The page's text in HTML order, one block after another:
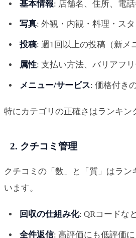
基本情報: 店舗名、住所、電
写真: 外観・内観・料理・ス
投稿: 週1回以上の投稿（新メ
属性: 支払い方法、バリアフ
メニュー/サービス: 価格付き
特にカテゴリの正確さはランキン
2. クチコミ管理
クチコミの「数」と「質」はラ
います。
回収の仕組み化: QRコードな
全件返信: 高評価にも低評価